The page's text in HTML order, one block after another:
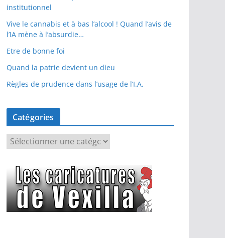
institutionnel
Vive le cannabis et à bas l’alcool ! Quand l’avis de
l’IA mène à l’absurdie…
Etre de bonne foi
Quand la patrie devient un dieu
Règles de prudence dans l’usage de l’I.A.
Catégories
é
g
o
r